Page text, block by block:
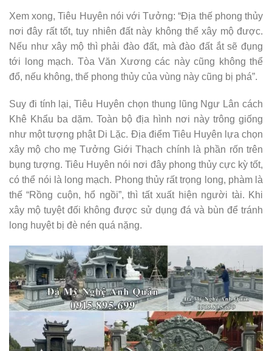
Xem xong, Tiêu Huyên nói với Tưởng: “Địa thế phong thủy
nơi đây rất tốt, tuy nhiên đất này không thể xây mộ được.
Nếu như xây mộ thì phải đào đất, mà đào đất ắt sẽ đụng
tới long mạch. Tòa Văn Xương các này cũng không thể
đổ, nếu không, thế phong thủy của vùng này cũng bị phá”.
Suy đi tính lại, Tiêu Huyên chọn thung lũng Ngư Lân cách
Khê Khẩu ba dặm. Toàn bộ địa hình nơi này trông giống
như một tượng phật Di Lặc. Địa điểm Tiêu Huyên lựa chọn
xây mộ cho mẹ Tưởng Giới Thạch chính là phần rốn trên
bụng tượng. Tiêu Huyên nói nơi đây phong thủy cực kỳ tốt,
có thể nói là long mạch. Phong thủy rất trọng long, phàm là
thế “Rồng cuộn, hổ ngồi”, thì tất xuất hiện người tài. Khi
xây mộ tuyệt đối không được sử dụng đá và bùn để tránh
long huyệt bị đè nén quá nặng.